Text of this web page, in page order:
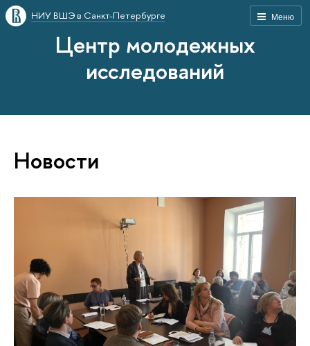
Меню
НИУ ВШЭ в Санкт-Петербурге
Центр молодежных
исследований
Новости